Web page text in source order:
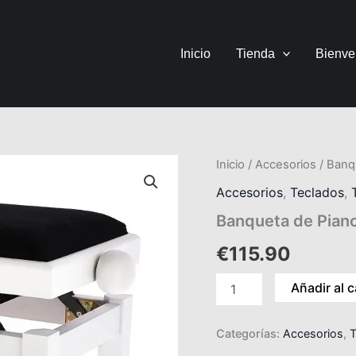
Inicio Tienda
Inicio / Accesorios /
Accesorios, Teclados,
Banqueta de
€115.90
Banqueta
Piano
cantidad
Añadir al
Categorías: Accesorios,